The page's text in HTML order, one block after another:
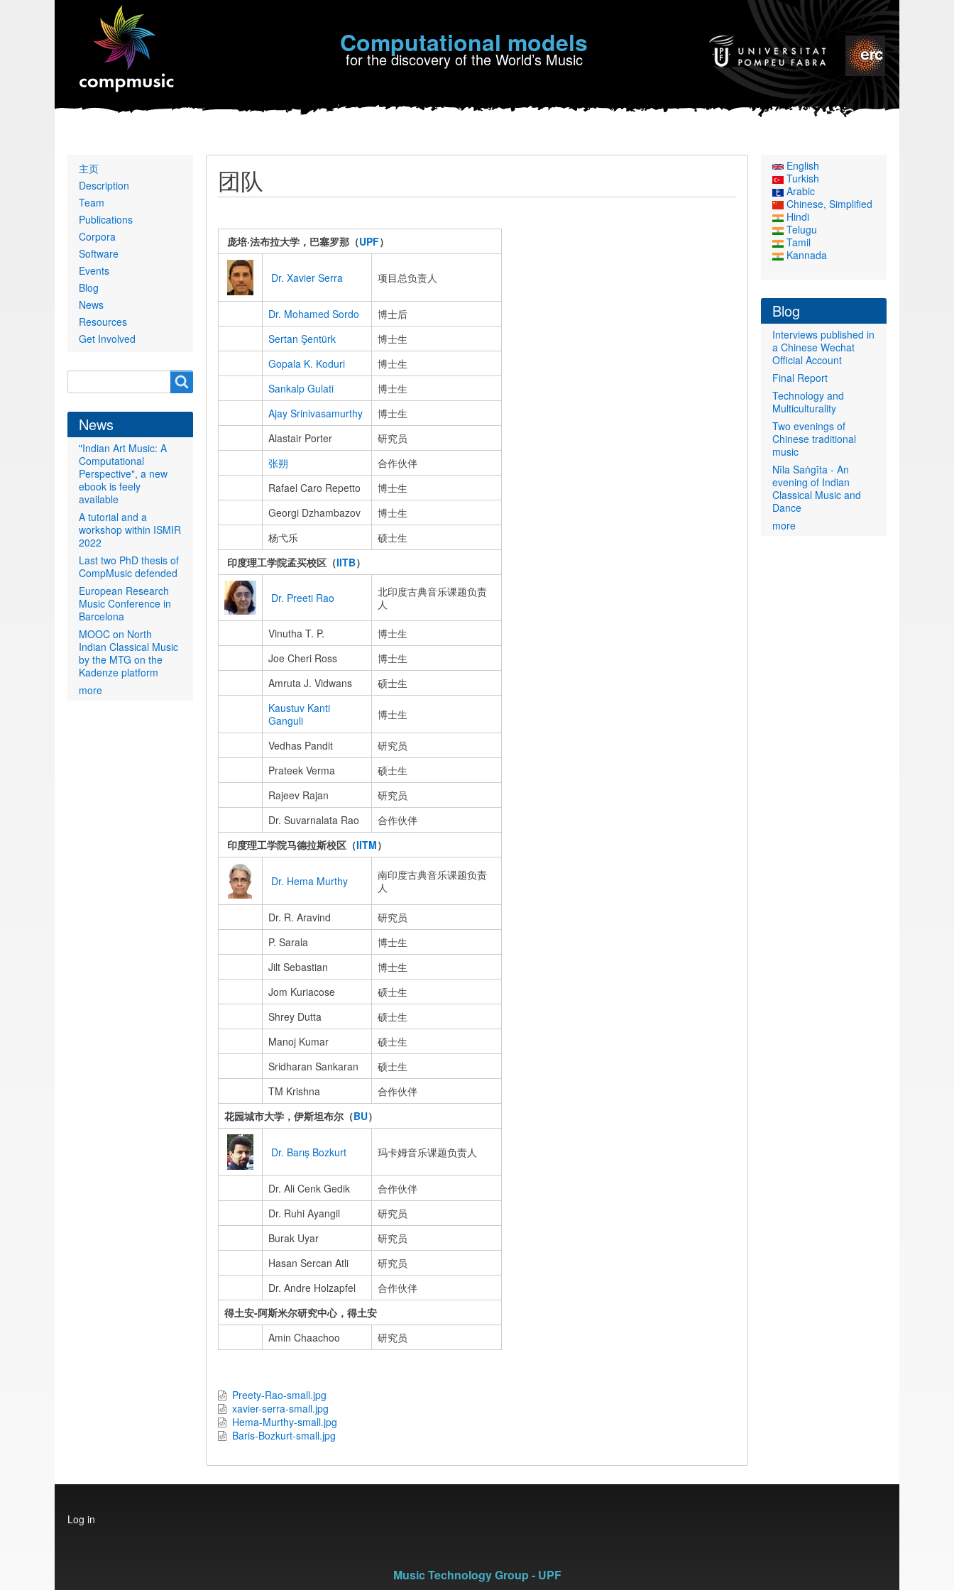
Computational models
for the discovery of the World’s Music
团队
庞培·法布拉大学，巴塞罗那（UPF）
Dr. Xavier Serra 项目总负责人
Dr. Mohamed Sordo
博士后
Sertan Şentürk
博士生
Gopala K. Koduri
博士生
Sankalp Gulati
博士生
Ajay Srinivasamurthy
博士生
Alastair Porter
研究员
张朔
合作伙伴
Rafael Caro Repetto
博士生
Georgi Dzhambazov
博士生
杨弋乐
硕士生
印度理工学院孟买校区（IITB）
Dr. Preeti Rao
北印度古典音乐课题负责
人
Vinutha T. P.
博士生
Joe Cheri Ross
博士生
Amruta J. Vidwans
硕士生
Kaustuv Kanti
Ganguli
博士生
Vedhas Pandit
研究员
Prateek Verma
硕士生
Rajeev Rajan
研究员
Dr. Suvarnalata Rao
合作伙伴
印度理工学院马德拉斯校区（IITM）
Dr. Hema Murthy
南印度古典音乐课题负责
人
Dr. R. Aravind
研究员
P. Sarala
博士生
Jilt Sebastian
博士生
Jom Kuriacose
硕士生
Shrey Dutta
硕士生
Manoj Kumar
硕士生
Sridharan Sankaran
硕士生
TM Krishna
合作伙伴
花园城市大学，伊斯坦布尔（BU）
Dr. Barış Bozkurt 玛卡姆音乐课题负责人
Dr. Ali Cenk Gedik
合作伙伴
Dr. Ruhi Ayangil
研究员
Burak Uyar
研究员
Hasan Sercan Atli
研究员
Dr. Andre Holzapfel
合作伙伴
得土安-阿斯米尔研究中心，得土安
Amin Chaachoo
研究员
Preety-Rao-small.jpg
xavier-serra-small.jpg
Hema-Murthy-small.jpg
Baris-Bozkurt-small.jpg
Primary
links
主页
Description
Team
Publications
Corpora
Software
Events
Blog
News
Resources
Get Involved
form
News
"Indian Art Music: A
Computational
Perspective", a new
ebook is feely
available
A tutorial and a
workshop within ISMIR
2022
Last two PhD thesis of
CompMusic defended
European Research
Music Conference in
Barcelona
MOOC on North
Indian Classical Music
by the MTG on the
Kadenze platform
more
English
Turkish
Arabic
Chinese, Simplified
Hindi
Telugu
Tamil
Kannada
Blog
Interviews published in
a Chinese Wechat
Official Account
Final Report
Technology and
Multiculturality
Two evenings of
Chinese traditional
music
Nīla Saṅgīta - An
evening of Indian
Classical Music and
Dance
more
User
account
Log in
Music Technology Group - UPF